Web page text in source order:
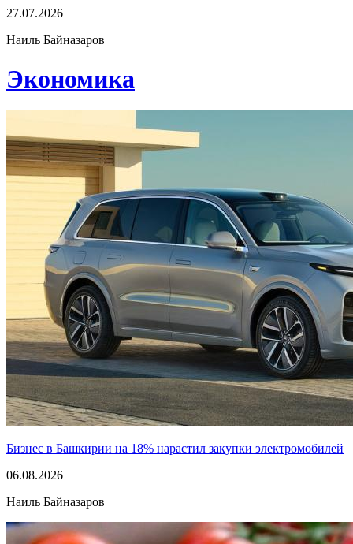
27.07.2026
Наиль Байназаров
Экономика
Бизнес в Башкирии на 18% нарастил закупки электромобилей
06.08.2026
Наиль Байназаров